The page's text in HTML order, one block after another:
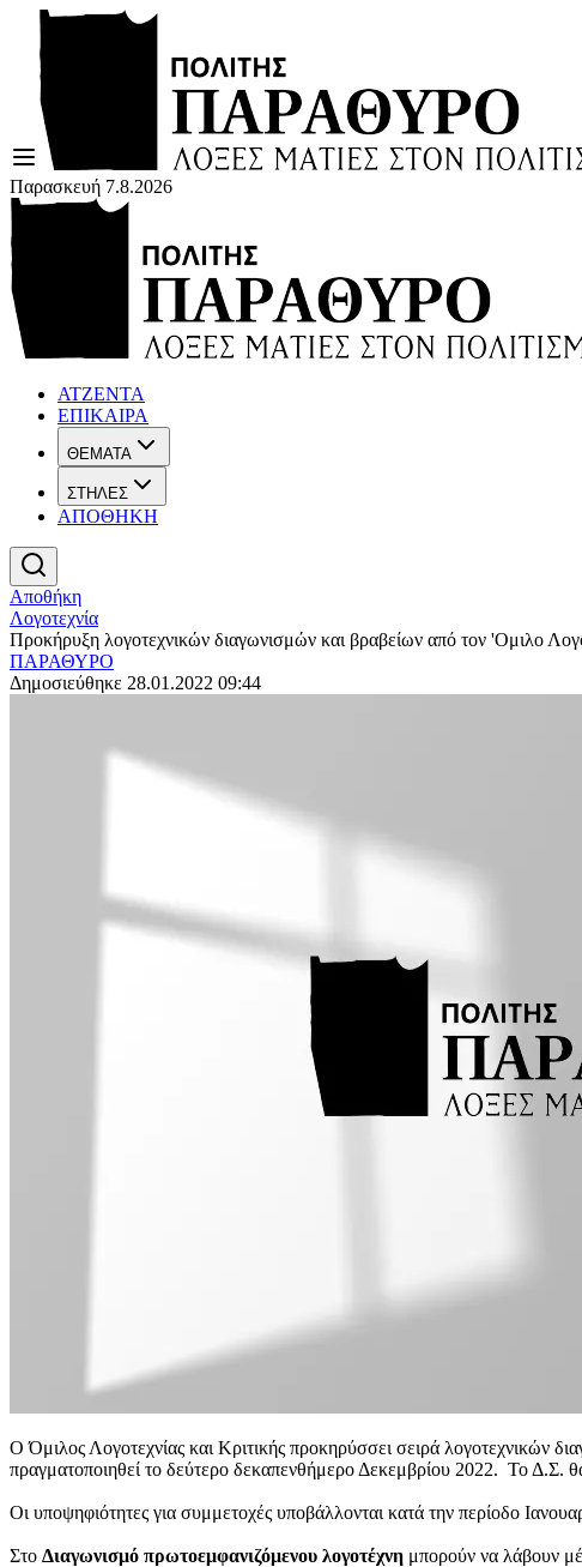
Παρασκευή 7.8.2026
ΑΤΖΕΝΤΑ
ΕΠΙΚΑΙΡΑ
ΘΕΜΑΤΑ
ΣΤΗΛΕΣ
ΑΠΟΘΗΚΗ
Αποθήκη
Λογοτεχνία
Προκήρυξη λογοτεχνικών διαγωνισμών και βραβείων από τον 'Ομιλο
ΠΑΡΑΘΥΡΟ
Δημοσιεύθηκε 28.01.2022 09:44
Ο Όμιλος Λογοτεχνίας και Κριτικής προκηρύσσει σειρά λογοτεχνικών
πραγματοποιηθεί το δεύτερο δεκαπενθήμερο Δεκεμβρίου 2022. Το Δ.Σ.
Οι υποψηφιότητες για συμμετοχές υποβάλλονται κατά την περίοδο
Στο Διαγωνισμό πρωτοεμφανιζόμενου λογοτέχνη μπορούν να λάβουν